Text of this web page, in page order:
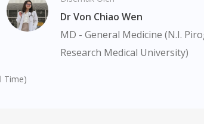
not redirect meDr Von Chiao Wen
MD - General Medicine (N.I.
Research Medical University)
Time)